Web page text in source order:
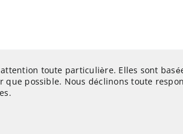
toute particulière. Elles sont
possible. Nous déclinons toute